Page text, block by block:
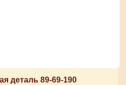
деталь 89-69-190